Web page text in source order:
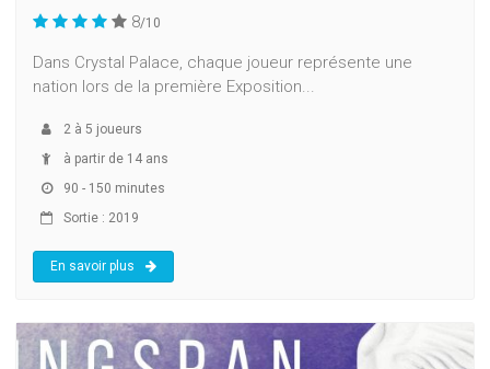
8/10
Dans Crystal Palace, chaque joueur représente une
nation lors de la première Exposition...
2 à 5 joueurs
à partir de 14 ans
90 - 150 minutes
Sortie : 2019
En savoir plus